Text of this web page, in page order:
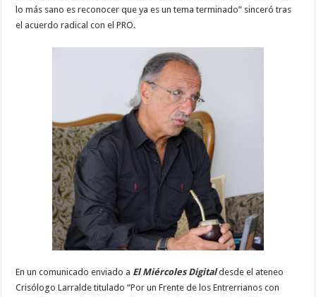
lo más sano es reconocer que ya es un tema terminado” sinceró tras
el acuerdo radical con el PRO.
En un comunicado enviado a El Miércoles Digitaldesde el ateneo
Crisólogo Larralde titulado “Por un Frente de los Entrerrianos con